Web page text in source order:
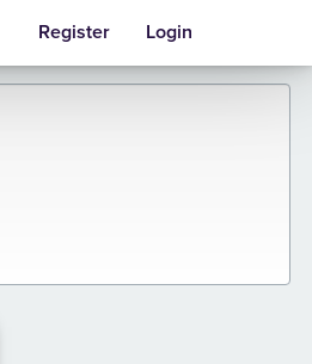
Register Login